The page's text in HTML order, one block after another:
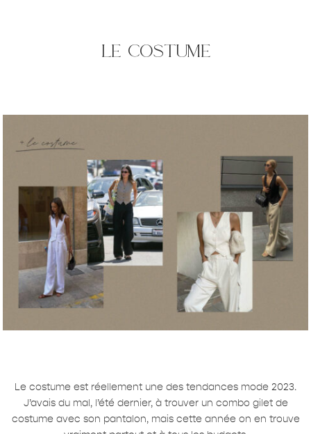
le costume
Le costume est réellement une des tendances mode 2023.
J’avais du mal, l’été dernier, à trouver un combo gilet de
costume avec son pantalon, mais cette année on en trouve